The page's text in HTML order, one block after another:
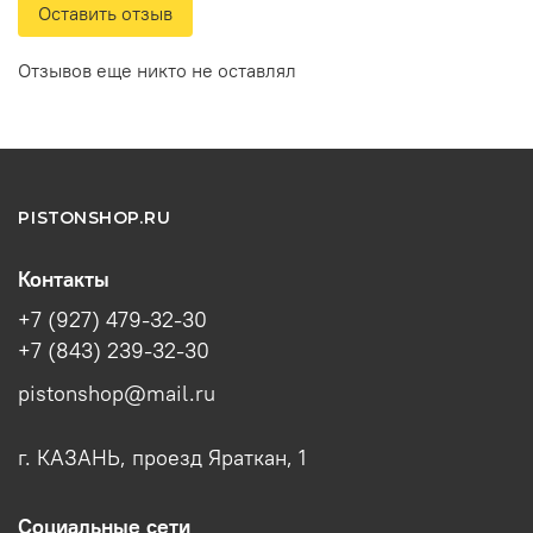
Отзывов еще никто не оставлял
Оставить отзыв
PISTONSHOP.RU
Контакты
+7 (927) 479-32-30
+7 (843) 239-32-30
pistonshop@mail.ru
г. КАЗАНЬ, проезд Яраткан, 1
Социальные сети